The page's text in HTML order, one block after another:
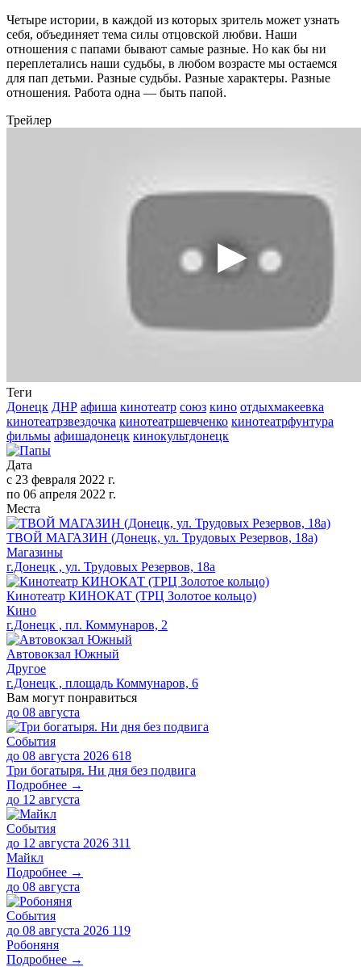
Четыре истории, в каждой из которых зритель может узнать
себя, объединяет тема силы отцовской любви. Наши
отношения с папами бывают самые разные. Но как бы ни
переплетались наши судьбы, в любом возрасте мы остаемся
для пап детьми. Разные судьбы. Разные характеры. Разные
отношения. Работа одна — быть папой.
Трейлер
Теги
Донецк ДНР афиша кинотеатр союз кино отдыхмакеевка
кинотеатрзвездочка кинотеатршевченко кинотеатрфунтура
фильмы афишадонецк кинокультдонецк
Дата
с 23 февраля 2022 г.
по 06 апреля 2022 г.
Места
ТВОЙ МАГАЗИН (Донецк, ул. Трудовых Резервов, 18а)
Магазины
г.Донецк , ул. Трудовых Резервов, 18а
Кинотеатр КИНОКАТ (ТРЦ Золотое кольцо)
Кино
г.Донецк , пл. Коммунаров, 2
Автовокзал Южный
Другое
г.Донецк , площадь Коммунаров, 6
Вам могут понравиться
до 08 августа
События
до 08 августа 2026 618
Три богатыря. Ни дня без подвига
Подробнее →
до 12 августа
События
до 12 августа 2026 311
Майкл
Подробнее →
до 08 августа
События
до 08 августа 2026 119
Робоняня
Подробнее →